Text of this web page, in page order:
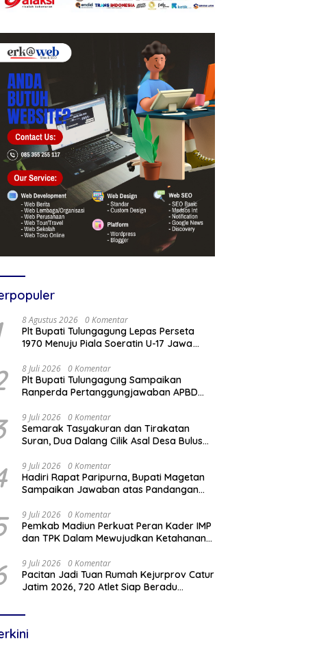
8 Agustus 2026 0 Komentar
Plt Bupati Tulungagung Lepas Perseta
1970 Menuju Piala Soeratin U-17 Jawa
8 Juli 2026 0 Komentar
Plt Bupati Tulungagung Sampaikan
Ranperda Pertanggungjawaban APBD
9 Juli 2026 0 Komentar
Semarak Tasyakuran dan Tirakatan
Suran, Dua Dalang Cilik Asal Desa Bulus
“Gathutkaca Winisuda”
9 Juli 2026 0 Komentar
Hadiri Rapat Paripurna, Bupati Magetan
Sampaikan Jawaban atas Pandangan
9 Juli 2026 0 Komentar
Pemkab Madiun Perkuat Peran Kader IMP
dan TPK Dalam Mewujudkan Ketahanan
9 Juli 2026 0 Komentar
Pacitan Jadi Tuan Rumah Kejurprov Catur
Jatim 2026, 720 Atlet Siap Beradu